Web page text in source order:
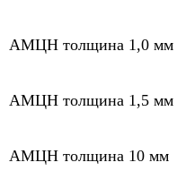
АМЦН толщина 1,0 мм
АМЦН толщина 1,5 мм
АМЦН толщина 10 мм